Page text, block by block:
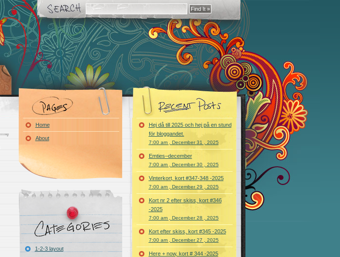
Home
About
1-2-3 layout
Hej då till 2025 och hej på en stund
för bloggandet.
7:00 am , December 31 , 2025
Emties–december
7:00 am , December 30 , 2025
Vinterkort, kort #347-348 -2025
7:00 am , December 29 , 2025
Kort nr 2 efter skiss, kort #346
-2025
7:00 am , December 28 , 2025
Kort efter skiss, kort #345 -2025
7:00 am , December 27 , 2025
Here + now, kort # 344 -2025